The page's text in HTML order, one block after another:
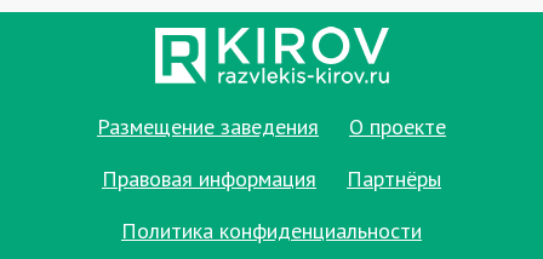
Размещение заведения
О проекте
Правовая информация
Партнёры
Политика конфиденциальности